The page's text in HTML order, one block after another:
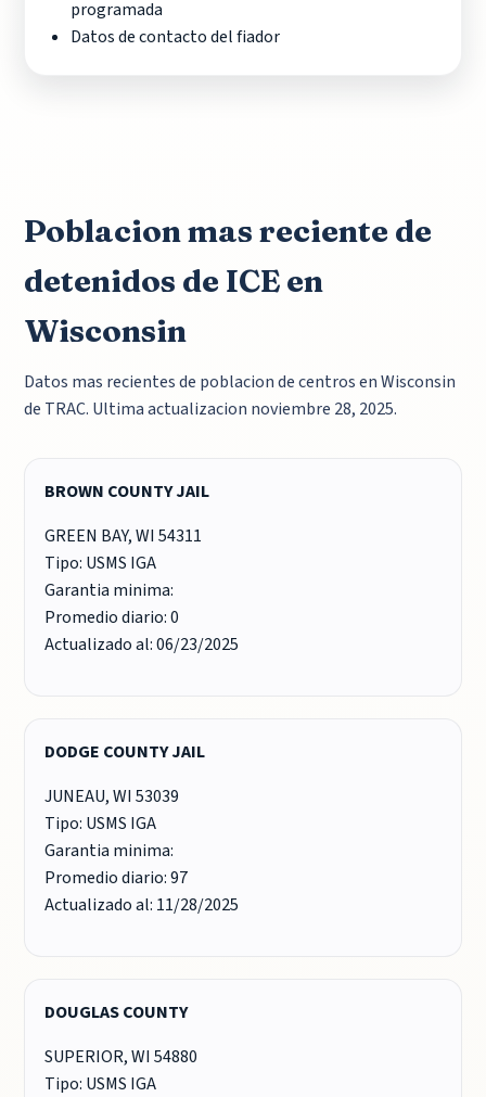
programada
Datos de contacto del fiador
Poblacion mas reciente de
detenidos de ICE en
Wisconsin
Datos mas recientes de poblacion de centros en Wisconsin
de TRAC. Ultima actualizacion noviembre 28, 2025.
BROWN COUNTY JAIL
GREEN BAY, WI 54311
Tipo: USMS IGA
Garantia minima:
Promedio diario: 0
Actualizado al: 06/23/2025
DODGE COUNTY JAIL
JUNEAU, WI 53039
Tipo: USMS IGA
Garantia minima:
Promedio diario: 97
Actualizado al: 11/28/2025
DOUGLAS COUNTY
SUPERIOR, WI 54880
Tipo: USMS IGA